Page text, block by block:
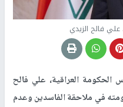
علي فالح الزيدي
الحكومة العراقية، علي فالح
في ملاحقة الفاسدين وعدم